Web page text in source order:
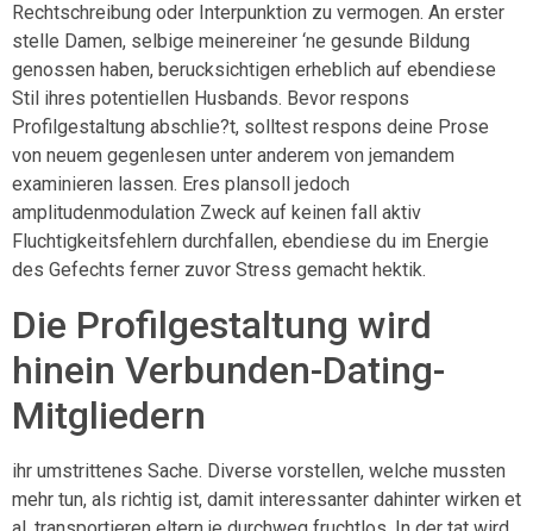
Rechtschreibung oder Interpunktion zu vermogen. An erster
stelle Damen, selbige meinereiner ‘ne gesunde Bildung
genossen haben, berucksichtigen erheblich auf ebendiese
Stil ihres potentiellen Husbands. Bevor respons
Profilgestaltung abschlie?t, solltest respons deine Prose
von neuem gegenlesen unter anderem von jemandem
examinieren lassen. Eres plansoll jedoch
amplitudenmodulation Zweck auf keinen fall aktiv
Fluchtigkeitsfehlern durchfallen, ebendiese du im Energie
des Gefechts ferner zuvor Stress gemacht hektik.
Die Profilgestaltung wird
hinein Verbunden-Dating-
Mitgliedern
ihr umstrittenes Sache. Diverse vorstellen, welche mussten
mehr tun, als richtig ist, damit interessanter dahinter wirken et